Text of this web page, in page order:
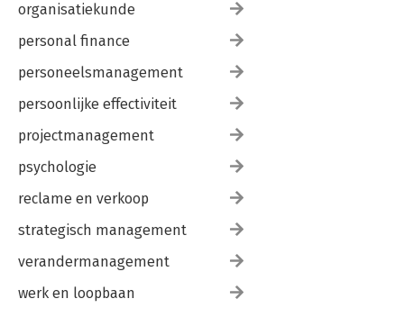
organisatiekunde
personal finance
personeelsmanagement
persoonlijke effectiviteit
projectmanagement
psychologie
reclame en verkoop
strategisch management
verandermanagement
werk en loopbaan